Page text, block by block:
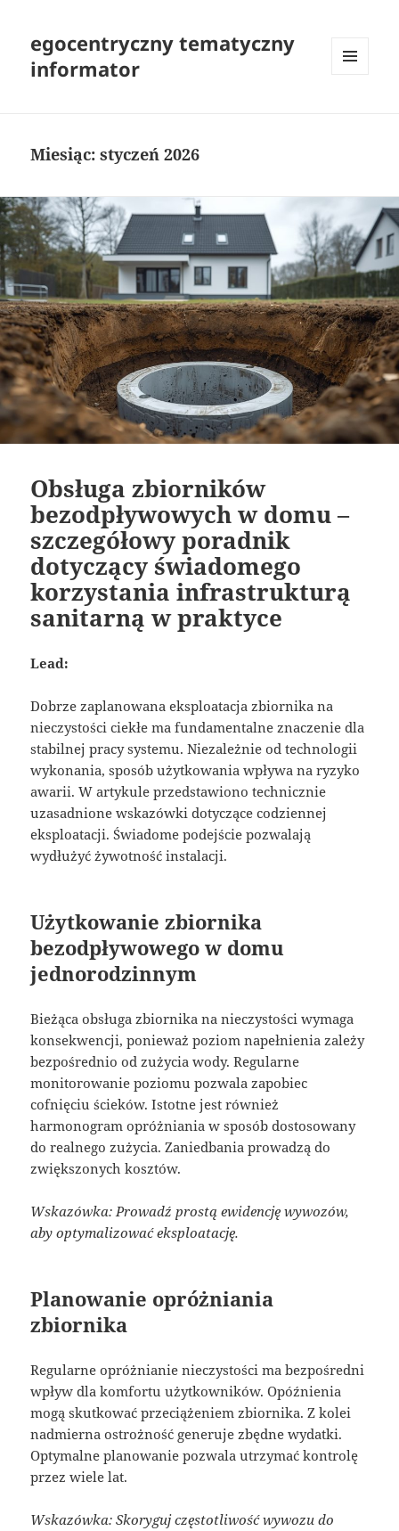
egocentryczny tematyczny
informator
Miesiąc:styczeń 2026
Obsługa zbiorników
bezodpływowych w domu –
szczegółowy poradnik
dotyczący świadomego
korzystania infrastrukturą
sanitarną w praktyce
Lead:
Dobrze zaplanowana eksploatacja zbiornika na
nieczystości ciekłe ma fundamentalne znaczenie dla
stabilnej pracy systemu. Niezależnie od technologii
wykonania, sposób użytkowania wpływa na ryzyko
awarii. W artykule przedstawiono technicznie
uzasadnione wskazówki dotyczące codziennej
eksploatacji. Świadome podejście pozwalają
wydłużyć żywotność instalacji.
Użytkowanie zbiornika
bezodpływowego w domu
jednorodzinnym
Bieżąca obsługa zbiornika na nieczystości wymaga
konsekwencji, ponieważ poziom napełnienia zależy
bezpośrednio od zużycia wody. Regularne
monitorowanie poziomu pozwala zapobiec
cofnięciu ścieków. Istotne jest również
harmonogram opróżniania w sposób dostosowany
do realnego zużycia. Zaniedbania prowadzą do
zwiększonych kosztów.
Wskazówka: Prowadź prostą ewidencję wywozów,
aby optymalizować eksploatację.
Planowanie opróżniania
zbiornika
Regularne opróżnianie nieczystości ma bezpośredni
wpływ dla komfortu użytkowników. Opóźnienia
mogą skutkować przeciążeniem zbiornika. Z kolei
nadmierna ostrożność generuje zbędne wydatki.
Optymalne planowanie pozwala utrzymać kontrolę
przez wiele lat.
Wskazówka: Skoryguj częstotliwość wywozu do